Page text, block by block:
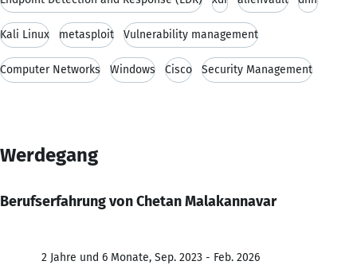
Kali Linux metasploit Vulnerability management
Computer Networks Windows Cisco Security Management
Werdegang
Berufserfahrung von Chetan Malakannavar
2 Jahre und 6 Monate, Sep. 2023 - Feb. 2026